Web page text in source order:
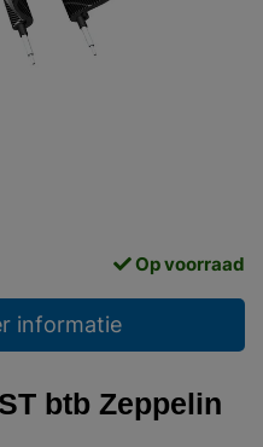
Op voorraad
informatie
btb Zeppelin